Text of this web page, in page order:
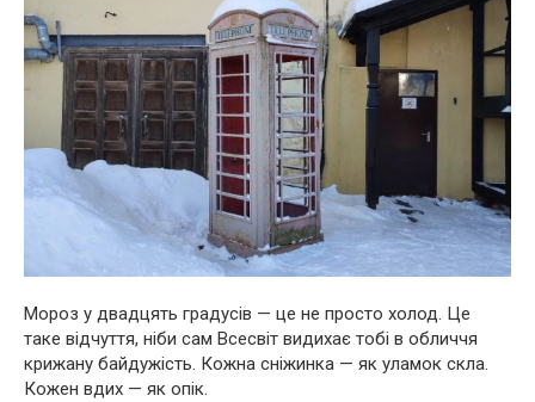
Мороз у двадцять градусів — це не просто холод. Це
таке відчуття, ніби сам Всесвіт видихає тобі в обличчя
крижану байдужість. Кожна сніжинка — як уламок скла.
Кожен вдих — як опік.